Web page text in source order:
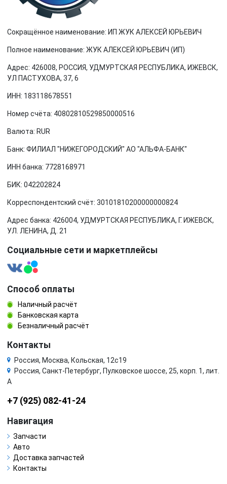
Сокращённое наименование: ИП ЖУК АЛЕКСЕЙ ЮРЬЕВИЧ
Полное наименование: ЖУК АЛЕКСЕЙ ЮРЬЕВИЧ (ИП)
Адрес: 426008, РОССИЯ, УДМУРТСКАЯ РЕСПУБЛИКА, ИЖЕВСК,
УЛ ПАСТУХОВА, 37, 6
ИНН: 183118678551
Номер счёта: 40802810529850000516
Валюта: RUR
Банк: ФИЛИАЛ "НИЖЕГОРОДСКИЙ" АО "АЛЬФА-БАНК"
ИНН банка: 7728168971
БИК: 042202824
Корреспондентский счёт: 30101810200000000824
Адрес банка: 426004, УДМУРТСКАЯ РЕСПУБЛИКА, Г. ИЖЕВСК,
УЛ. ЛЕНИНА, Д. 21
Социальные сети и маркетплейсы
Способ оплаты
Наличный расчёт
Банковская карта
Безналичный расчёт
Контакты
Россия, Москва, Кольская, 12с19
Россия, Санкт-Петербург, Пулковское шоссе, 25, корп. 1, лит.
А
+7 (925) 082-41-24
Навигация
Запчасти
Авто
Доставка запчастей
Контакты